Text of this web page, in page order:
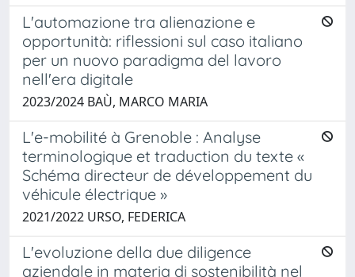
L'automazione tra alienazione e
opportunità: riflessioni sul caso italiano
per un nuovo paradigma del lavoro
nell'era digitale
2023/2024 BAÙ, MARCO MARIA
L'e-mobilité à Grenoble : Analyse
terminologique et traduction du texte «
Schéma directeur de développement du
véhicule électrique »
2021/2022 URSO, FEDERICA
L'evoluzione della due diligence
aziendale in materia di sostenibilità nel